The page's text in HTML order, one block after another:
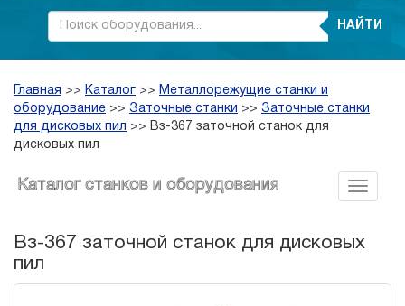
НАЙТИ
Главная >> Каталог >> Металлорежущие станки и
оборудование >> Заточные станки >> Заточные станки
для дисковых пил >> Вз-367 заточной станок для
дисковых пил
Каталог станков и оборудования
Вз-367 заточной станок для дисковых
пил